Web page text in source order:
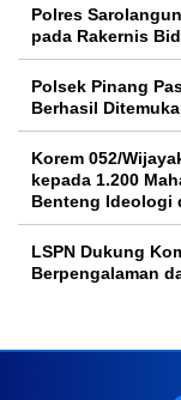
Polres
pada Rakernis
Polsek Pinang
Berhasil
Korem 052/
kepada 1.200
Benteng Ideologi
LSPN Dukung
Berpengalaman